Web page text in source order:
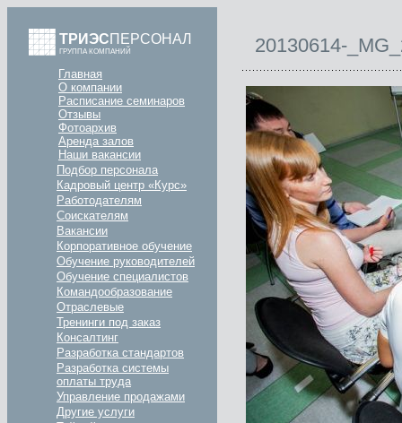
ТРИЭСПЕРСОНАЛ
ГРУППА КОМПАНИЙ
Главная
О компании
Расписание семинаров
Отзывы
Фотоархив
Аренда залов
Наши вакансии
Подбор персонала
Кадровый центр «Курс»
Работодателям
Соискателям
Вакансии
Корпоративное обучение
Обучение руководителей
Обучение специалистов
Командообразование
Отраслевые
Тренинги под заказ
Консалтинг
Разработка стандартов
Разработка системы
оплаты труда
Управление продажами
Другие услуги
20130614-